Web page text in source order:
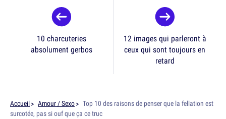
10 charcuteries
absolument gerbos
12 images qui parleront à
ceux qui sont toujours en
retard
Accueil Amour / Sexo
Top 10 des raisons de penser que la fellation est
surcotée, pas si ouf que ça ce truc